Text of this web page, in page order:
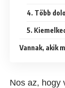
4. Több
5.
Vannak, akik
Nos az, hogy